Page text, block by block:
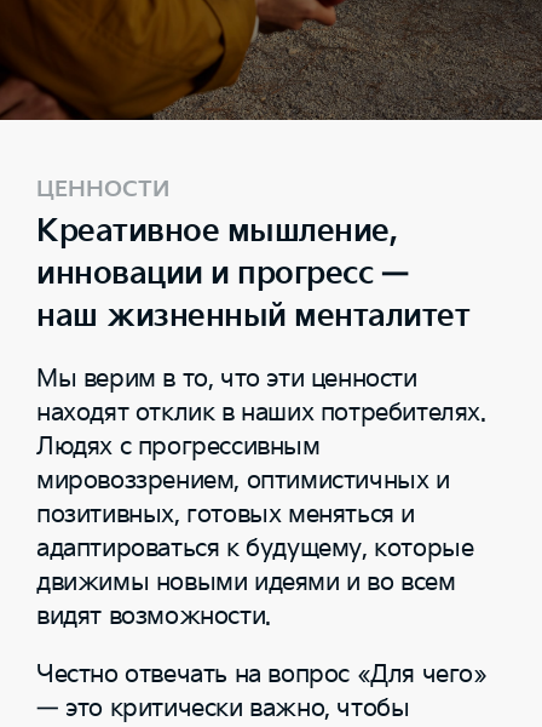
ЦЕННОСТИ
Креативное мышление,
инновации и прогресс —
наш жизненный менталитет
Мы верим в то, что эти ценности
находят отклик в наших потребителях.
Людях с прогрессивным
мировоззрением, оптимистичных и
позитивных, готовых меняться и
адаптироваться к будущему, которые
движимы новыми идеями и во всем
видят возможности.
Честно отвечать на вопрос «Для чего»
— это критически важно, чтобы